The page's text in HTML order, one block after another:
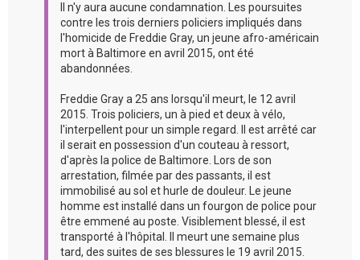
Il n'y aura aucune condamnation. Les poursuites
contre les trois derniers policiers impliqués dans
l'homicide de Freddie Gray, un jeune afro-américain
mort à Baltimore en avril 2015, ont été
abandonnées.
Freddie Gray a 25 ans lorsqu'il meurt, le 12 avril
2015. Trois policiers, un à pied et deux à vélo,
l'interpellent pour un simple regard. Il est arrêté car
il serait en possession d'un couteau à ressort,
d'après la police de Baltimore. Lors de son
arrestation, filmée par des passants, il est
immobilisé au sol et hurle de douleur. Le jeune
homme est installé dans un fourgon de police pour
être emmené au poste. Visiblement blessé, il est
transporté à l'hôpital. Il meurt une semaine plus
tard, des suites de ses blessures le 19 avril 2015.